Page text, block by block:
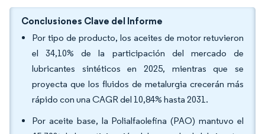
Conclusiones Clave del Informe
Por tipo de producto, los aceites de motor retuvieron
el 34,10% de la participación del mercado de
lubricantes sintéticos en 2025, mientras que se
proyecta que los fluidos de metalurgia crecerán más
rápido con una CAGR del 10,84% hasta 2031.
Por aceite base, la Polialfaolefina (PAO) mantuvo el